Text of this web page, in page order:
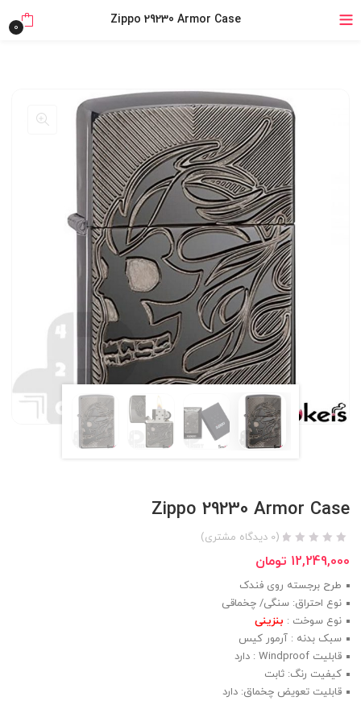
خرید قسطی با ترب‌پی
Zippo 29230 Armor Case
0
Zippo 29230 Armor Case
(
0 دیدگاه مشتری)
12,249,000 تومان
طرح برجسته روی فندک
نوع احتراق: سنگی/ چخماقی
نوع سوخت : بنزینی
سبک بدنه : آرمور کیس
قابلیت Windproof : دارد
کیفیت رنگ: ثابت
قابلیت تعویض چخماق: دارد